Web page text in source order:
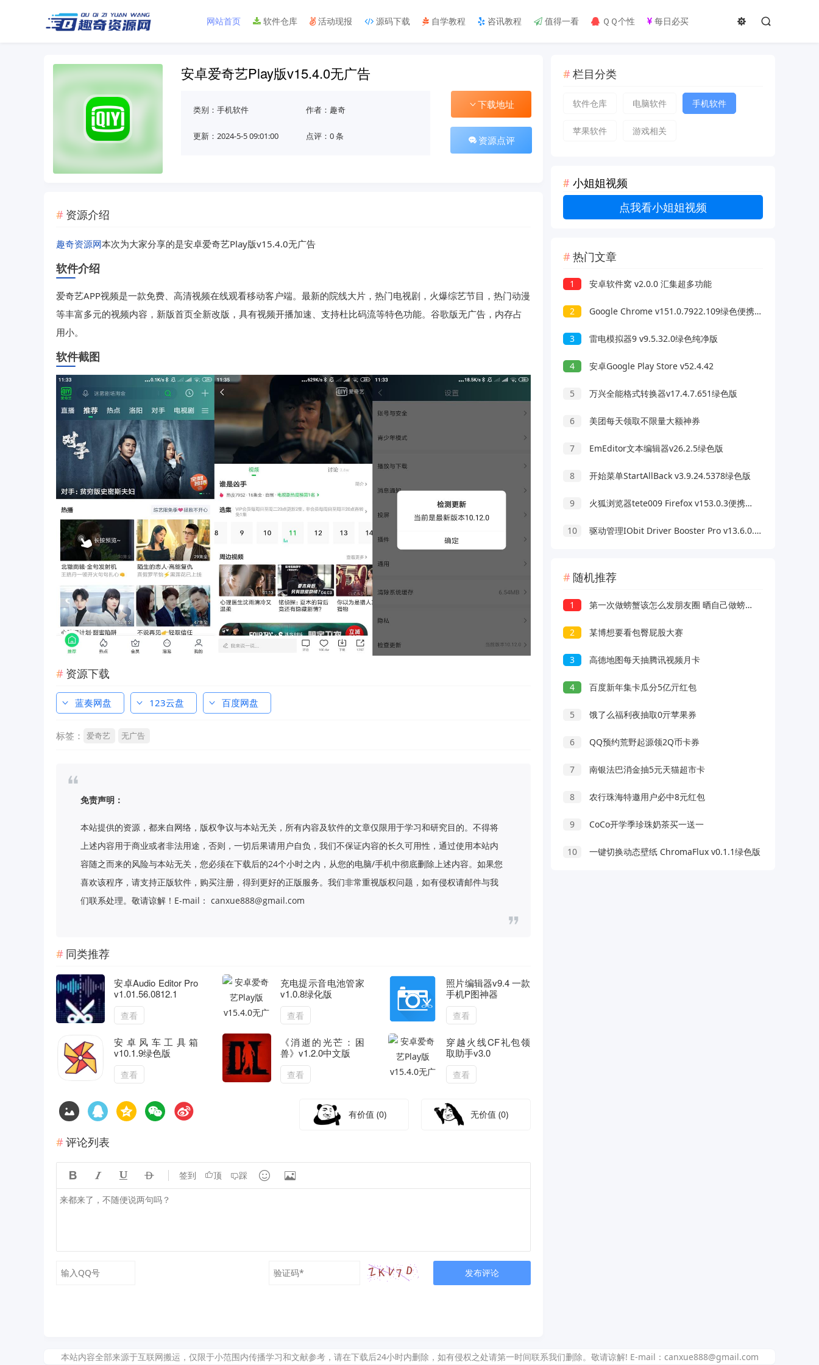
网站首页 软件仓库 活动现报 源码下载 自学教程 咨讯教程 值得一看 ＱＱ个性 每日必买
安卓爱奇艺Play版v15.4.0无广告
类别： 手机软件 作者：趣奇
更新：2024-5-5 09:01:00 点评：0 条
下载地址
资源点评
资源介绍
趣奇资源网本次为大家分享的是安卓爱奇艺Play版v15.4.0无广告
软件介绍
爱奇艺APP视频是一款免费、高清视频在线观看移动客户端。最新的院线大片，热门电视剧，火爆综艺节目，热门动漫
等丰富多元的视频内容，新版首页全新改版，具有视频开播加速、支持杜比码流等特色功能。谷歌版无广告，内存占
用小。
软件截图
资源下载
蓝奏网盘 123云盘 百度网盘
标签： 爱奇艺 无广告
免责声明：
本站提供的资源，都来自网络，版权争议与本站无关，所有内容及软件的文章仅限用于学习和研究目的。不得将
上述内容用于商业或者非法用途，否则，一切后果请用户自负，我们不保证内容的长久可用性，通过使用本站内
容随之而来的风险与本站无关，您必须在下载后的24个小时之内，从您的电脑/手机中彻底删除上述内容。如果您
喜欢该程序，请支持正版软件，购买注册，得到更好的正版服务。我们非常重视版权问题，如有侵权请邮件与我
们联系处理。敬请谅解！E-mail： canxue888@gmail.com
同类推荐
安卓Audio Editor Pro
v1.01.56.0812.1
查看
充电提示音电池管家
v1.0.8绿化版
查看
照片编辑器v9.4 一款
手机P图神器
查看
安卓风车工具箱
v10.1.9绿色版
查看
《消逝的光芒：困
兽》v1.2.0中文版
查看
穿越火线CF礼包领
取助手v3.0
查看
有价值(0) 无价值(0)
评论列表
    签到 顶 踩  
发布评论
栏目分类
软件仓库 电脑软件 手机软件
苹果软件 游戏相关
小姐姐视频
点我看小姐姐视频
热门文章
1 安卓软件窝 v2.0.0 汇集超多功能
2 Google Chrome v151.0.7922.109绿色便携版
3 雷电模拟器9 v9.5.32.0绿色纯净版
4 安卓Google Play Store v52.4.42
5 万兴全能格式转换器v17.4.7.651绿色版
6 美团每天领取不限量大额神券
7 EmEditor文本编辑器v26.2.5绿色版
8 开始菜单StartAllBack v3.9.24.5378绿色版
9 火狐浏览器tete009 Firefox v153.0.3便携版
10 驱动管理IObit Driver Booster Pro v13.6.0.438便携版
随机推荐
1 第一次做螃蟹该怎么发朋友圈 晒自己做螃蟹的说说
2 某博想要看包臀屁股大赛
3 高德地图每天抽腾讯视频月卡
4 百度新年集卡瓜分5亿亓红包
5 饿了么福利夜抽取0亓苹果券
6 QQ预约荒野起源领2Q币卡券
7 南银法巴消金抽5元天猫超市卡
8 农行珠海特邀用户必中8元红包
9 CoCo开学季珍珠奶茶买一送一
10 一键切换动态壁纸 ChromaFlux v0.1.1绿色版
本站内容全部来源于互联网搬运，仅限于小范围内传播学习和文献参考，请在下载后24小时内删除，如有侵权之处请第一时间联系我们删除。敬请谅解! E-mail：canxue888@gmail.com